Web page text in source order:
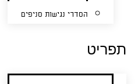
הסדרי נגישות סניפים
תפריט